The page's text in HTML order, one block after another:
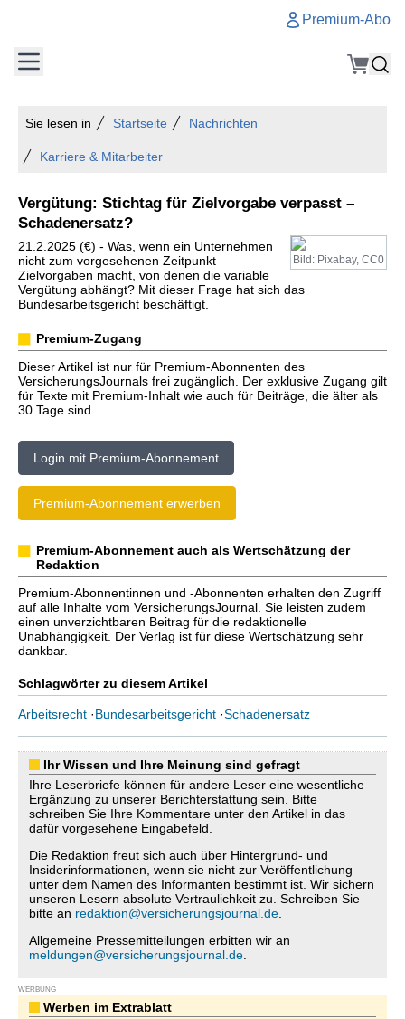
Premium-Abo
Sie lesen in Startseite Nachrichten
Karriere & Mitarbeiter
Vergütung: Stichtag für Zielvorgabe verpasst –
Schadenersatz?
Bild: Pixabay, CC0
21.2.2025 (€) - Was, wenn ein Unternehmen
nicht zum vorgesehenen Zeitpunkt
Zielvorgaben macht, von denen die variable
Vergütung abhängt? Mit dieser Frage hat sich das
Bundesarbeitsgericht beschäftigt.
Premium-Zugang
Dieser Artikel ist nur für Premium-Abonnenten des
VersicherungsJournals frei zugänglich. Der exklusive Zugang gilt
für Texte mit Premium-Inhalt wie auch für Beiträge, die älter als
30 Tage sind.
Login mit Premium-Abonnement
Premium-Abonnement erwerben
Premium-Abonnement auch als Wertschätzung der
Redaktion
Premium-Abonnentinnen und -Abonnenten erhalten den Zugriff
auf alle Inhalte vom VersicherungsJournal. Sie leisten zudem
einen unverzichtbaren Beitrag für die redaktionelle
Unabhängigkeit. Der Verlag ist für diese Wertschätzung sehr
dankbar.
Schlagwörter zu diesem Artikel
Arbeitsrecht ·Bundesarbeitsgericht ·Schadenersatz
Ihr Wissen und Ihre Meinung sind gefragt
Ihre Leserbriefe können für andere Leser eine wesentliche
Ergänzung zu unserer Berichterstattung sein. Bitte
schreiben Sie Ihre Kommentare unter den Artikel in das
dafür vorgesehene Eingabefeld.
Die Redaktion freut sich auch über Hintergrund- und
Insiderinformationen, wenn sie nicht zur Veröffentlichung
unter dem Namen des Informanten bestimmt ist. Wir sichern
unseren Lesern absolute Vertraulichkeit zu. Schreiben Sie
bitte an redaktion@versicherungsjournal.de
Allgemeine Pressemitteilungen erbitten wir an
meldungen@versicherungsjournal.de
WERBUNG
Werben im Extrablatt